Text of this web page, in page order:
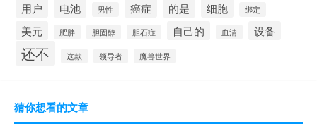
用户 电池 男性 癌症 的是 细胞 绑定
美元 肥胖 胆固醇 胆石症 自己的 血清 设备
还不 这款 领导者 魔兽世界
猜你想看的文章